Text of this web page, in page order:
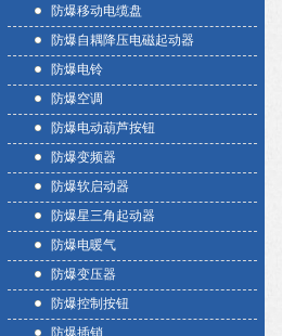
防爆移动电缆盘
防爆自耦降压电磁起动器
防爆电铃
防爆空调
防爆电动葫芦按钮
防爆变频器
防爆软启动器
防爆星三角起动器
防爆电暖气
防爆变压器
防爆控制按钮
防爆插销